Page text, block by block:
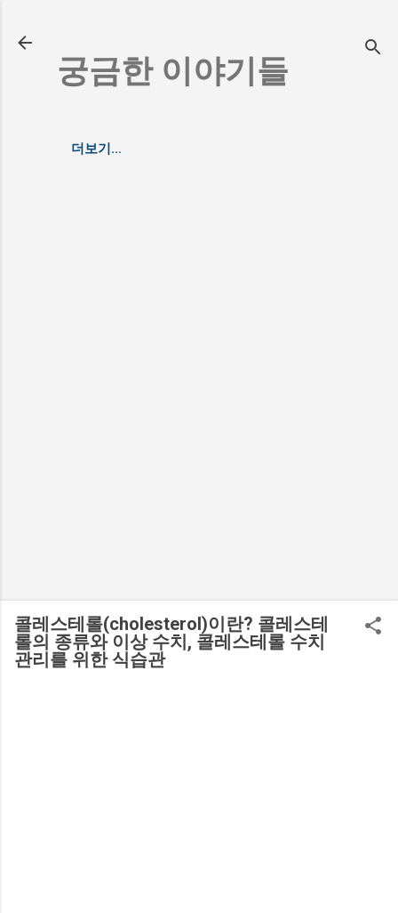
궁금한 이야기들
더보기…
콜레스테롤(cholesterol)이란? 콜레스테
롤의 종류와 이상 수치, 콜레스테롤 수치
관리를 위한 식습관